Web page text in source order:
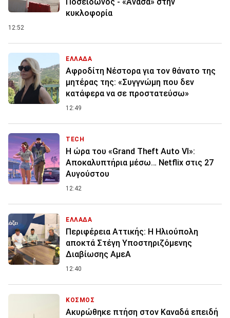
κυκλοφορία
12:52
ΕΛΛΑΔΑ
Αφροδίτη Νέστορα για τον θάνατο της
μητέρας της: «Συγγνώμη που δεν
κατάφερα να σε προστατεύσω»
12:49
TECH
Η ώρα του «Grand Theft Auto VI»:
Αποκαλυπτήρια μέσω… Netflix στις 27
Αυγούστου
12:42
ΕΛΛΑΔΑ
Περιφέρεια Αττικής: Η Ηλιούπολη
αποκτά Στέγη Υποστηριζόμενης
Διαβίωσης ΑμεΑ
12:40
ΚΟΣΜΟΣ
Ακυρώθηκε πτήση στον Καναδά επειδή